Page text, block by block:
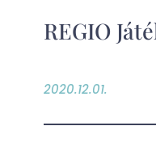
REGIO
2020.12.01.